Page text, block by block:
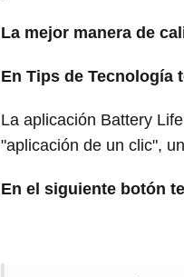
La mejor manera de
En Tips de Tecnología
La aplicación Battery
"aplicación de un clic",
En el siguiente botón